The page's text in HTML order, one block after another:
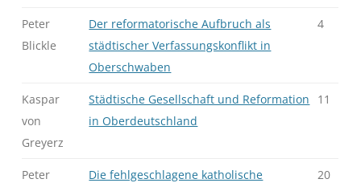
Peter
Blickle
Der reformatorische Aufbruch als
städtischer Verfassungskonflikt in
Oberschwaben
4
Kaspar
von
Greyerz
Städtische Gesellschaft und Reformation
in Oberdeutschland
11
Peter
Die fehlgeschlagene katholische
20